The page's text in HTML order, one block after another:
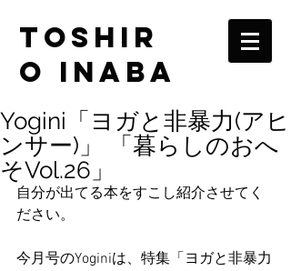
TOSHIR
O INABA
Yogini「ヨガと非暴力(アヒ
ンサー)」 「暮らしのおへ
そVol.26」
自分が出てる本をすこし紹介させてく
ださい。
今月号のYoginiは、特集「ヨガと非暴力